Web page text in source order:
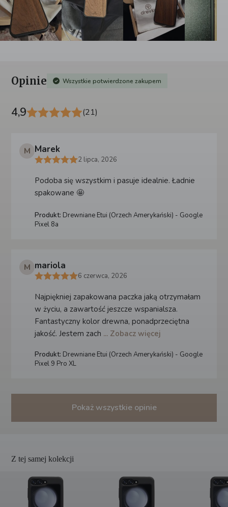
Opinie Wszystkie potwierdzone zakupem
4,9 (21)
M Marek
2 lipca, 2026
Podoba się wszystkim i pasuje idealnie. Ładnie
spakowane 🤩
Produkt: Drewniane Etui (Orzech Amerykański) - Google
Pixel 8a
M mariola
6 czerwca, 2026
Najpiękniej zapakowana paczka jaką otrzymałam
w życiu, a zawartość jeszcze wspanialsza.
Fantastyczny kolor drewna, ponadprzeciętna
jakość. Jestem zach ... Zobacz więcej
Produkt: Drewniane Etui (Orzech Amerykański) - Google
Pixel 9 Pro XL
Pokaż wszystkie opinie
Z tej samej kolekcji